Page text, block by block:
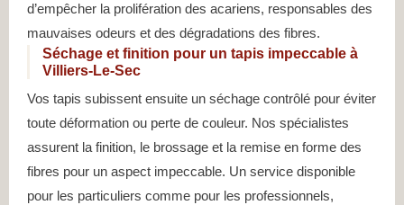
d’empêcher la prolifération des acariens, responsables des
mauvaises odeurs et des dégradations des fibres.
Séchage et finition pour un tapis impeccable à
Villiers-Le-Sec
Vos tapis subissent ensuite un séchage contrôlé pour éviter
toute déformation ou perte de couleur. Nos spécialistes
assurent la finition, le brossage et la remise en forme des
fibres pour un aspect impeccable. Un service disponible
pour les particuliers comme pour les professionnels,